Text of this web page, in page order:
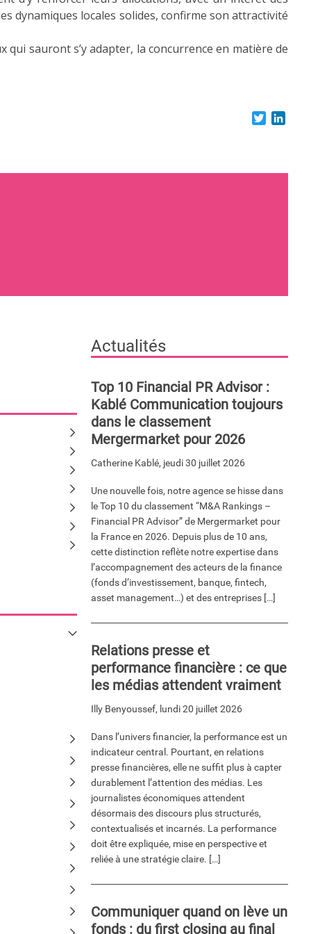
dynamiques locales solides, confirme son attractivité
qui sauront s’y adapter, la concurrence en matière de
Twitter
Actualités
Top 10 Financial PR Advisor :
Kablé Communication toujours
dans le classement
Mergermarket pour 2026
Catherine Kablé, jeudi 30 juillet 2026
Une nouvelle fois, notre agence se hisse dans
le Top 10 du classement “M&A Rankings –
Financial PR Advisor” de Mergermarket pour
la France en 2026. Depuis plus de 10 ans,
cette distinction reflète notre expertise dans
l’accompagnement des acteurs de la finance
(fonds d’investissement, banque, fintech,
asset management…) et des entreprises […]
Relations presse et
performance financière : ce que
les médias attendent vraiment
Illy Benyoussef, lundi 20 juillet 2026
Dans l’univers financier, la performance est un
indicateur central. Pourtant, en relations
presse financières, elle ne suffit plus à capter
durablement l’attention des médias. Les
journalistes économiques attendent
désormais des discours plus structurés,
contextualisés et incarnés. La performance
doit être expliquée, mise en perspective et
reliée à une stratégie claire. […]
Communiquer quand on lève un
fonds : du first closing au final